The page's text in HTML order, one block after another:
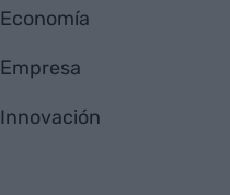
Economía
Empresa
Innovación